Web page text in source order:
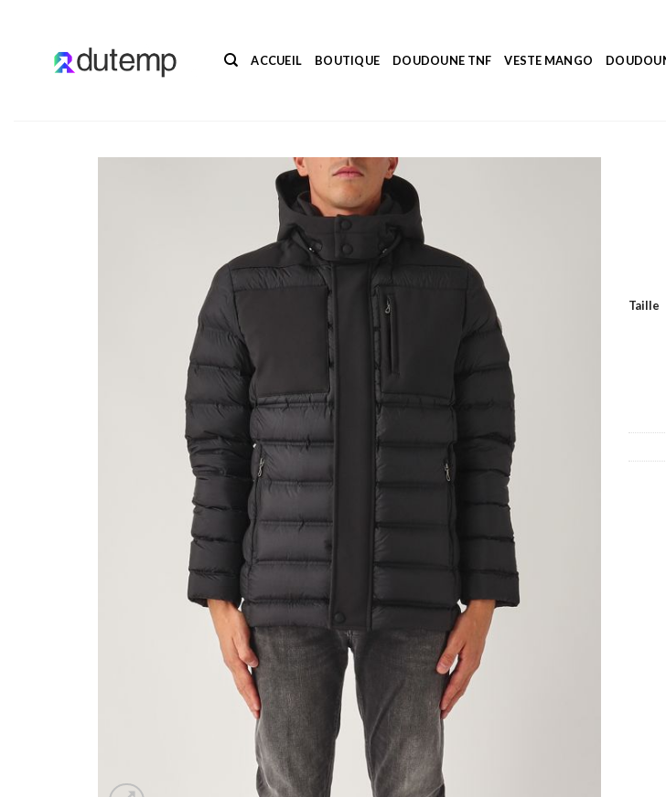
ACCUEIL BOUTIQUE DOUDOUNE TNF VESTE MANGO
Taille